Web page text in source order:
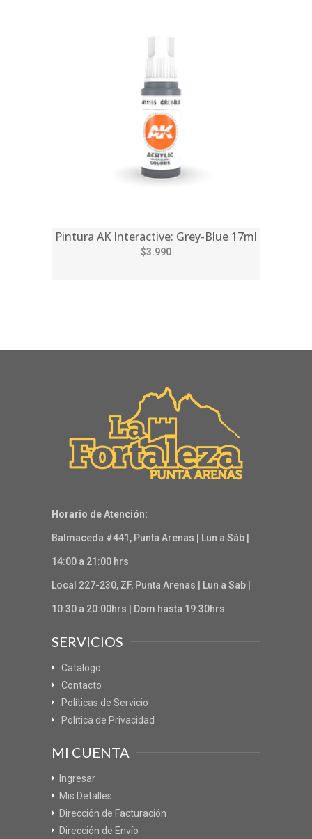
Pintura AK Interactive: Grey-Blue 17ml
$3.990
Horario de Atención:
Balmaceda #441, Punta Arenas | Lun a Sáb |
14:00 a 21:00 hrs
Local 227-230, ZF, Punta Arenas | Lun a Sab |
10:30 a 20:00hrs | Dom hasta 19:30hrs
SERVICIOS
Catalogo
Contacto
Políticas de Servicio
Política de Privacidad
MI CUENTA
Ingresar
Mis Detalles
Dirección de Facturación
Dirección de Envío